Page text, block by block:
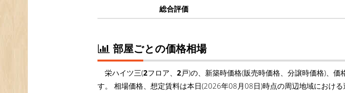
総合評価
部屋ごとの価格相場
栄ハイツ三(2フロア、 2 戸)の、新築時価格(販売時価格、分譲時価格)、
す。 相場価格、想定賃料は本日(2026年08月08日)時点の周辺地域におけ